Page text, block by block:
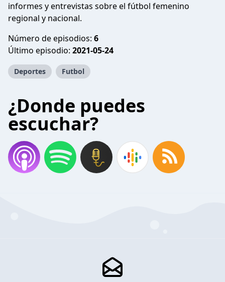
informes y entrevistas sobre el fútbol femenino
regional y nacional.
Número de episodios: 6
Último episodio: 2021-05-24
Deportes Futbol
¿Donde puedes
escuchar?